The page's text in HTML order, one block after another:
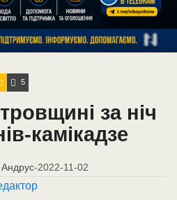
5
за ніч
камікадзе
-2022-11-02